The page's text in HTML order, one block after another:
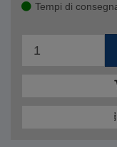
Tempi di